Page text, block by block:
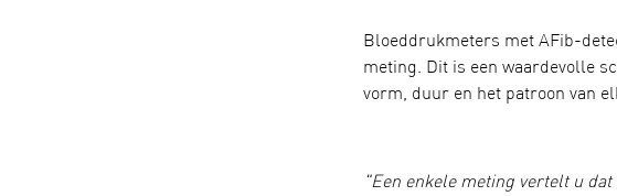
Bloeddrukmeters met AFib-
meting. Dit is een waardevolle
vorm, duur en het patroon van
"Een enkele meting vertelt u